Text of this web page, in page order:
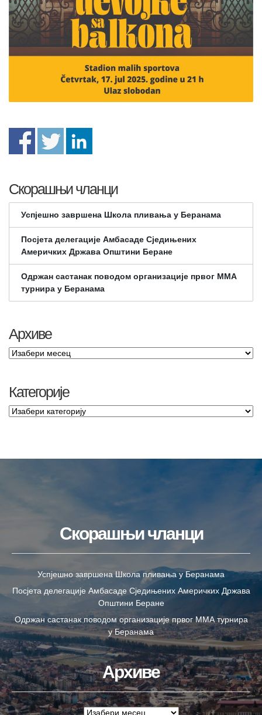
Скорашњи чланци
Успјешно завршена Школа пливања у Беранама
Посјета делегације Амбасаде Сједињених
Америчких Држава Општини Беране
Одржан састанак поводом организације првог ММА
турнира у Беранама
Архиве
Категорије
Скорашњи чланци
Успјешно завршена Школа пливања у Беранама
Посјета делегације Амбасаде Сједињених Америчких Држава
Општини Беране
Одржан састанак поводом организације првог ММА турнира
у Беранама
Архиве